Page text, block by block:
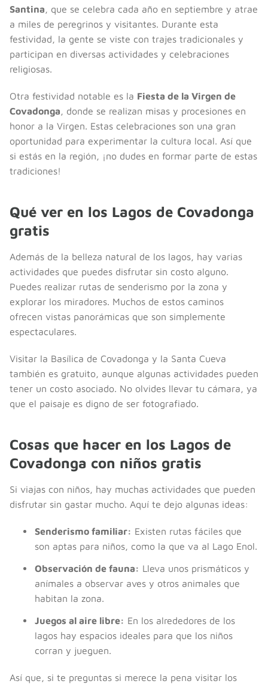
Santina, que se celebra cada año en septiembre y atrae
a miles de peregrinos y visitantes. Durante esta
festividad, la gente se viste con trajes tradicionales y
participan en diversas actividades y celebraciones
religiosas.
Otra festividad notable es la Fiesta de la Virgen de
Covadonga, donde se realizan misas y procesiones en
honor a la Virgen. Estas celebraciones son una gran
oportunidad para experimentar la cultura local. Así que
si estás en la región, ¡no dudes en formar parte de estas
tradiciones!
Qué ver en los Lagos de Covadonga
gratis
Además de la belleza natural de los lagos, hay varias
actividades que puedes disfrutar sin costo alguno.
Puedes realizar rutas de senderismo por la zona y
explorar los miradores. Muchos de estos caminos
ofrecen vistas panorámicas que son simplemente
espectaculares.
Visitar la Basílica de Covadonga y la Santa Cueva
también es gratuito, aunque algunas actividades pueden
tener un costo asociado. No olvides llevar tu cámara, ya
que el paisaje es digno de ser fotografiado.
Cosas que hacer en los Lagos de
Covadonga con niños gratis
Si viajas con niños, hay muchas actividades que pueden
disfrutar sin gastar mucho. Aquí te dejo algunas ideas:
Senderismo familiar: Existen rutas fáciles que
son aptas para niños, como la que va al Lago Enol.
Observación de fauna: Lleva unos prismáticos y
anímales a observar aves y otros animales que
habitan la zona.
Juegos al aire libre: En los alrededores de los
lagos hay espacios ideales para que los niños
corran y jueguen.
Así que, si te preguntas si merece la pena visitar los